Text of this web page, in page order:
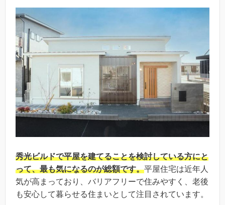
秀光ビルドで平屋を建てることを検討している方にと
って、最も気になるのが総額です。平屋住宅は近年人
気が高まっており、バリアフリーで住みやすく、老後
も安心して暮らせる住まいとして注目されています。